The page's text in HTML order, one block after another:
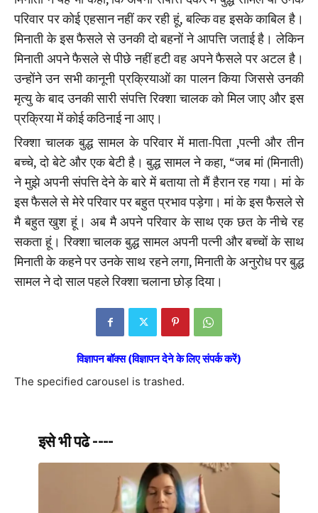
परिवार पर कोई एहसान नहीं कर रही हूं, बल्कि वह इसके काबिल है।
मिनाती के इस फैसले से उनकी दो बहनों ने आपत्ति जताई है। लेकिन
मिनाती अपने फैसले से पीछे नहीं हटी वह अपने फैसले पर अटल है।
उन्होंने उन सभी कानूनी प्रक्रियाओं का पालन किया जिससे उनकी
मृत्यु के बाद उनकी सारी संपत्ति रिक्शा चालक को मिल जाए और इस
प्रक्रिया में कोई कठिनाई ना आए।
रिक्शा चालक बुद्ध सामल के परिवार में माता-पिता ,पत्नी और तीन
बच्चे, दो बेटे और एक बेटी है। बुद्ध सामल ने कहा, “जब मां (मिनाती)
ने मुझे अपनी संपत्ति देने के बारे में बताया तो मैं हैरान रह गया। मां के
इस फैसले से मेरे परिवार पर बहुत प्रभाव पड़ेगा। मां के इस फैसले से
मै बहुत खुश हूं। अब मै अपने परिवार के साथ एक छत के नीचे रह
सकता हूं। रिक्शा चालक बुद्ध सामल अपनी पत्नी और बच्चों के साथ
मिनाती के कहने पर उनके साथ रहने लगा, मिनाती के अनुरोध पर बुद्ध
सामल ने दो साल पहले रिक्शा चलाना छोड़ दिया।
विज्ञापन बॉक्स (विज्ञापन देने के लिए संपर्क करें)
The specified carousel is trashed.
इसे भी पढे ----